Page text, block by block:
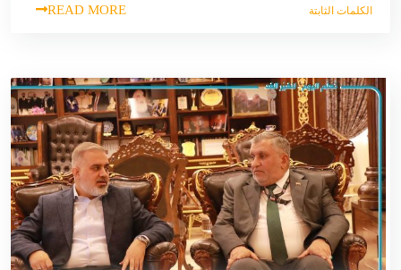
الكلمات الثابتة READ MORE